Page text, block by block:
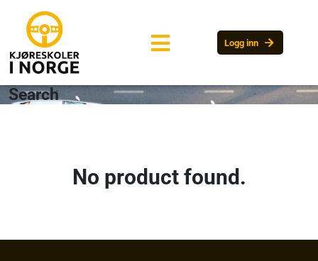
Logg inn arrow_forward
Search
No product found.